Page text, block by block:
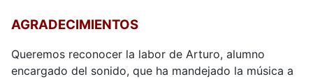
AGRADECIMIENTOS
Queremos reconocer la labor de Arturo, alumno
encargado del sonido, que ha mandejado la música a